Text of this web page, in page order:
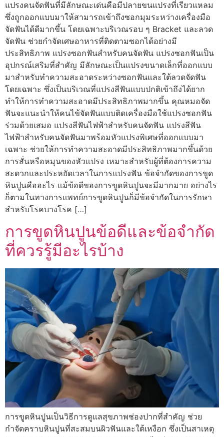
แปรงคนจัดฟันที่มีลักษณะเด่นคือมีปลายขนแปรงที่เรียวแหลม
ซึ่งถูกออกแบบมาให้สามารถเข้าถึงซอกมุมระหว่างเครื่องมือ
จัดฟันได้ดีมากขึ้น โดยเฉพาะบริเวณรอบ ๆ Bracket และลวด
จัดฟัน ช่วยกำจัดเศษอาหารที่ติดตามซอกได้อย่างมี
ประสิทธิภาพ แปรงซอกฟันสำหรับคนจัดฟัน แปรงซอกฟันเป็น
อุปกรณ์เสริมที่สำคัญ มีลักษณะเป็นแปรงขนาดเล็กที่ออกแบบ
มาสำหรับทำความสะอาดระหว่างซอกฟันและใต้ลวดจัดฟัน
โดยเฉพาะ ซึ่งเป็นบริเวณที่แปรงสีฟันแบบปกติเข้าถึงได้ยาก
ทำให้การทำความสะอาดมีประสิทธิภาพมากขึ้น คุณหมอจัด
ฟันจะแนะนำให้คนไข้จัดฟันแบบติดเครื่องมือใช้แปรงซอกฟัน
ร่วมด้วยเสมอ แปรงสีฟันไฟฟ้าสำหรับคนจัดฟัน แปรงสีฟัน
ไฟฟ้าสำหรับคนจัดฟันมาพร้อมหัวแปรงพิเศษที่ออกแบบมา
เฉพาะ ช่วยให้การทำความสะอาดมีประสิทธิภาพมากขึ้นด้วย
การสั่นหรือหมุนของหัวแปรง เหมาะสำหรับผู้ที่ต้องการความ
สะดวกและประหยัดเวลาในการแปรงฟัน ข้อจำกัดของการขูด
หินปูนคืออะไร แม้ข้อดีของการขูดหินปูนจะมีมากมาย อย่างไร
ก็ตามในทางการแพทย์การขูดหินปูนก็มีข้อจำกัดในการรักษา
สำหรับโรคบางโรค […]
การขูดหินปูนข้อดีและข้อจำกัด
ที่ควรรู้มีอะไรบ้าง
การขูดหินปูนเป็นวิธีการดูแลสุขภาพช่องปากที่สำคัญ ช่วย
กำจัดคราบหินปูนที่สะสมบนผิวฟันและใต้เหงือก ซึ่งเป็นสาเหตุ